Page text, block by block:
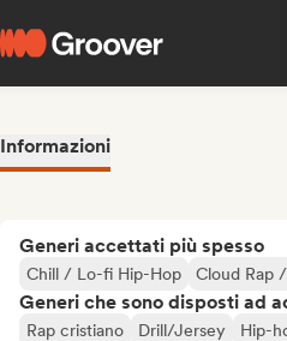
Informazioni
Generi accettati più spesso
Chill / Lo-fi Hip-Hop Cloud Rap
Generi che sono disposti ad
Rap cristiano Drill/Jersey Hip-